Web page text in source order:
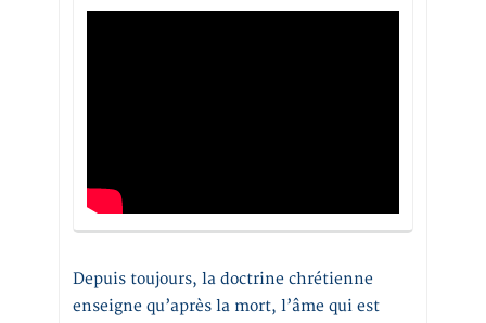
Depuis toujours, la doctrine chrétienne
enseigne qu’après la mort, l’âme qui est